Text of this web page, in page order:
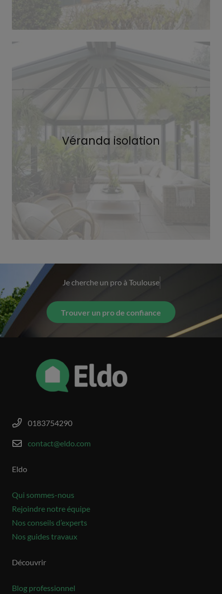
Véranda isolation
Je cherche un pro à Toulouse
Trouver un pro de confiance
0183754290
contact@eldo.com
Eldo
Qui sommes-nous
Rejoindre notre équipe
Nos conseils d’experts
Nos guides travaux
Découvrir
Blog professionnel